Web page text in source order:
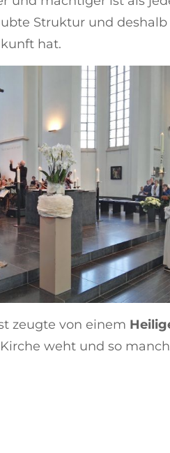
Struktur und deshalb
hat.
zeugte von einem
weht und so